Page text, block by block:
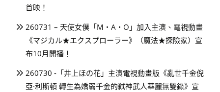
首映！
260731 – 天使女僕「M・A・O」加入主演、電視動畫
《マジカル★エクスプローラー》（魔法★探險家）宣
布10月開播！
260730 -「井上ほの花」主演電視動畫版《亂世千金倪
亞·利斯頓 轉生為嬌弱千金的弒神武人華麗無雙錄》宣